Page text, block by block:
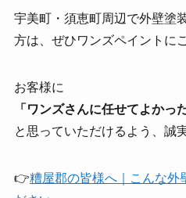
宇美町・須恵町周辺で外壁塗
方は、ぜひワンズペイントに
お客様に
「ワンズさんに任せてよかった
と思っていただけるよう、誠
👉糟屋郡の皆様へ｜こんな外